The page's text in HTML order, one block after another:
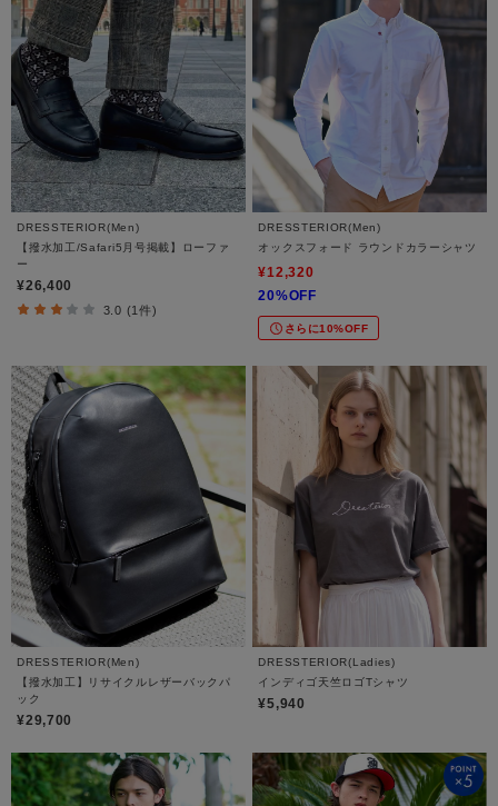
DRESSTERIOR(Men)
【撥水加工/Safari5月号掲載】ローファ
ー
¥26,400
3.0 (1件)
DRESSTERIOR(Men)
オックスフォード ラウンドカラーシャツ
¥12,320
20%OFF
さらに10%OFF
DRESSTERIOR(Men)
【撥水加工】リサイクルレザーバックパ
ック
¥29,700
DRESSTERIOR(Ladies)
インディゴ天竺ロゴTシャツ
¥5,940